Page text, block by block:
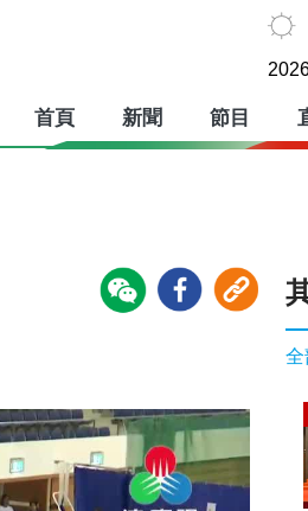
首頁 新聞 節目
全